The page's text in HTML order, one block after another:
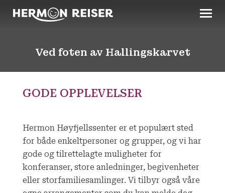
Turprogram
Bestill katalogen
Ved foten av Hallingskarvet
GODE OPPLEVELSER
Hermon Høyfjellssenter er et populært sted
for både enkeltpersoner og grupper, og vi har
gode og tilrettelagte muligheter for
konferanser, store anledninger, begivenheter
eller storfamiliesamlinger. Vi tilbyr også våre